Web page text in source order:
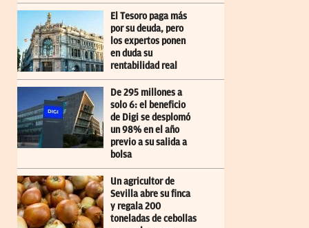
El Tesoro paga más
por su deuda, pero
los expertos ponen
en duda su
rentabilidad real
De 295 millones a
solo 6: el beneficio
de Digi se desplomó
un 98% en el año
previo a su salida a
bolsa
Un agricultor de
Sevilla abre su finca
y regala 200
toneladas de cebollas